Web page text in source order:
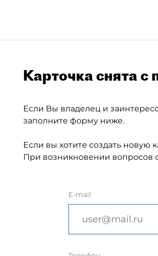
Карточка снята с
Если Вы владелец и
заполните форму ниже.
Если вы хотите создать новую
При возникновении вопросов
E-mail